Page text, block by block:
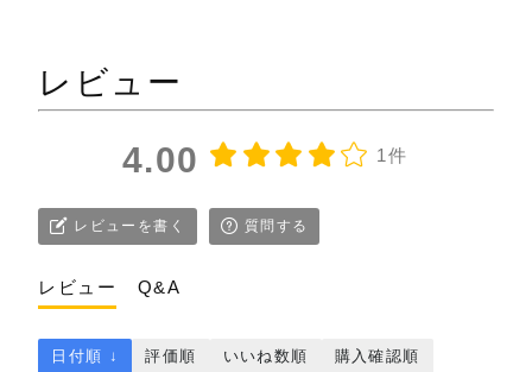
レビュー
4.00 1件
レビューを書く 質問する
レビュー Q&A
日付順 ↓ 評価順 いいね数順
購入確認順